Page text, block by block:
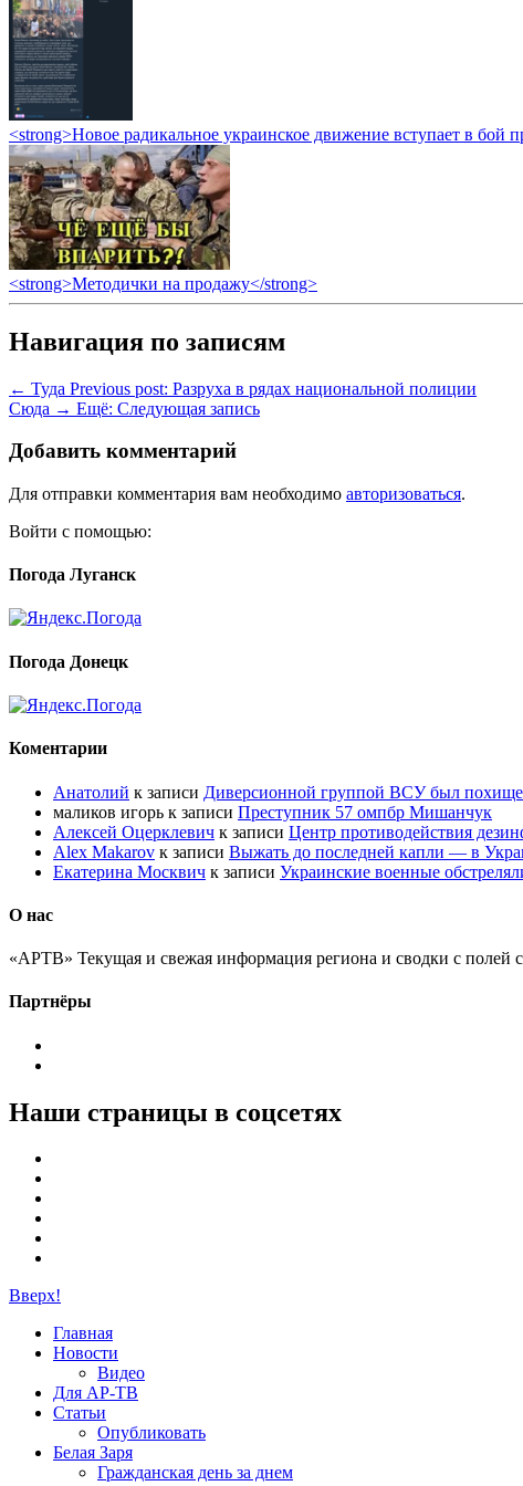
<strong>Новое радикальное украинское движение вступает в бой
<strong>Методички на продажу</strong>
Навигация по записям
← Туда Previous post: Разруха в рядах национальной полиции
Сюда → Ещё: Следующая запись
Добавить комментарий
Для отправки комментария вам необходимо авторизоваться.
Войти с помощью:
Погода Луганск
Погода Донецк
Коментарии
Анатолий к записи Диверсионной группой ВСУ был
маликов игорь к записи Преступник 57 омпбр Мишанчук
Алексей Оцерклевич к записи Центр противодействия
Alex Makarov к записи Выжать до последней капли — в
Екатерина Москвич к записи Украинские военные
О нас
«АРТВ» Текущая и свежая информация региона и сводки с
Партнёры
Наши страницы в соцсетях
Вверх!
Главная
Новости
Видео
Для АР-ТВ
Статьи
Опубликовать
Белая Заря
Гражданская день за днем